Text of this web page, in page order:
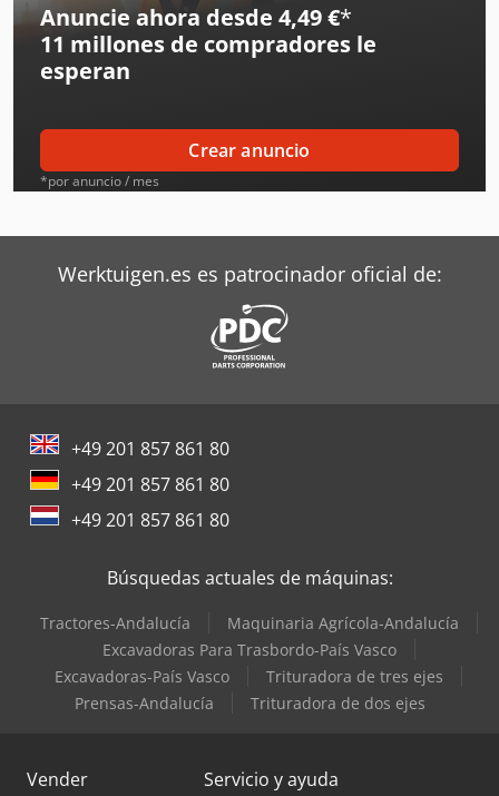
Anuncie ahora desde 4,49 €*
11 millones de compradores le
esperan
Crear anuncio
*por anuncio / mes
Werktuigen.es es patrocinador oficial de:
+49 201 857 861 80
+49 201 857 861 80
+49 201 857 861 80
Búsquedas actuales de máquinas:
Tractores-Andalucía
Maquinaria Agrícola-Andalucía
Excavadoras Para Trasbordo-País Vasco
Excavadoras-País Vasco
Trituradora de tres ejes
Prensas-Andalucía
Trituradora de dos ejes
Vender Servicio y ayuda